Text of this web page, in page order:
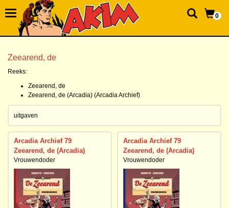
0
Zeearend, de
Reeks:
Zeearend, de
Zeearend, de (Arcadia) (Arcadia Archief)
uitgaven
Arcadia Archief 79
Zeearend, de (Arcadia)
Vrouwendoder
Arcadia Archief 79
Zeearend, de (Arcadia)
Vrouwendoder